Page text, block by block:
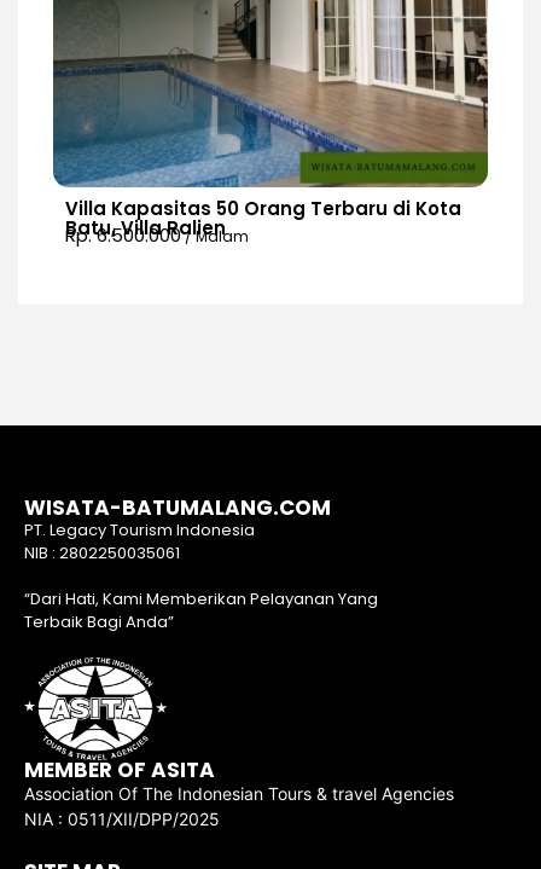
Villa Kapasitas 50 Orang Terbaru di Kota
Batu, Villa Ralien
Rp. 6.500.000/ Malam
WISATA-BATUMALANG.COM
PT. Legacy Tourism Indonesia
NIB : 2802250035061
“Dari Hati, Kami Memberikan Pelayanan Yang
Terbaik Bagi Anda”
MEMBER OF ASITA
Association Of The Indonesian Tours & travel Agencies
NIA : 0511/XII/DPP/2025